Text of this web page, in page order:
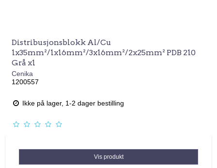
Distribusjonsblokk Al/Cu
1x35mm²/1x16mm²/3x16mm²/2x25mm² PDB 210
Grå x1
Cenika
1200557
Ikke på lager, 1-2 dager bestilling
Vis produkt